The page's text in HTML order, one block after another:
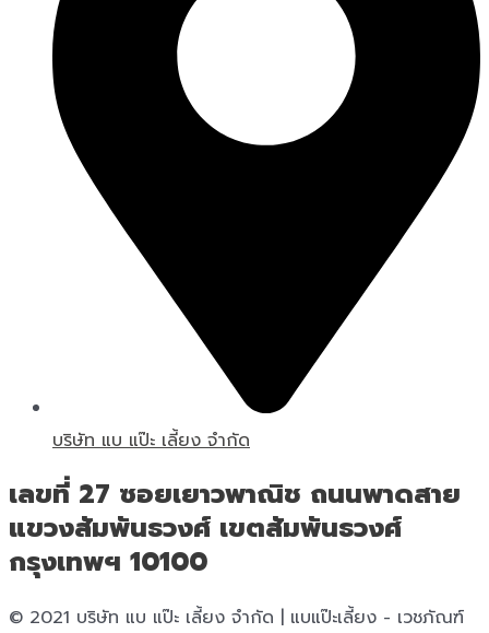
บริษัท แบ แป๊ะ เลี้ยง จำกัด
เลขที่ 27 ซอยเยาวพาณิช ถนนพาดสาย
แขวงสัมพันธวงศ์ เขตสัมพันธวงศ์
กรุงเทพฯ 10100
© 2021 บริษัท แบ แป๊ะ เลี้ยง จำกัด | แบแป๊ะเลี้ยง - เวชภัณฑ์